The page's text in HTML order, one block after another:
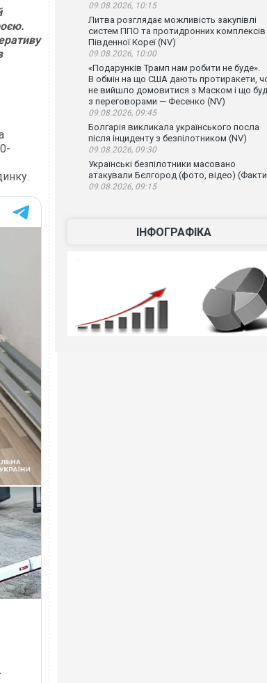
09.08.2026, 10:15
Литва розглядає можливість закупівлі
систем ППО та протидронних комплексів
Південної Кореї (NV)
09.08.2026, 10:00
«Подарунків Трамп нам робити не буде».
В обмін на що США дають протиракети,
не вийшло домовитися з Маском і що
з переговорами — Фесенко (NV)
09.08.2026, 09:45
Болгарія викликала українського посла
після інциденту з безпілотником (NV)
09.08.2026, 09:30
Українські безпілотники масовано
атакували Бєлгород (фото, відео)
09.08.2026, 09:15
ІНФОГРАФІКА